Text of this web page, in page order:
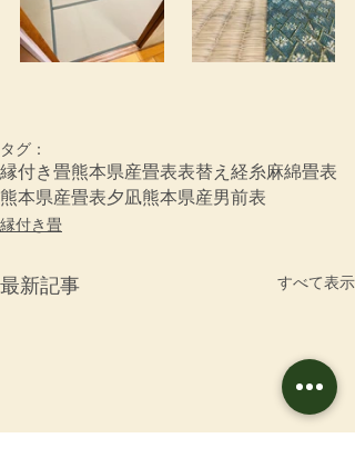
タグ：
縁付き畳熊本県産畳表表替え 経糸麻綿畳表
熊本県産畳表夕凪熊本県産男前表
縁付き畳
最新記事 すべて表示